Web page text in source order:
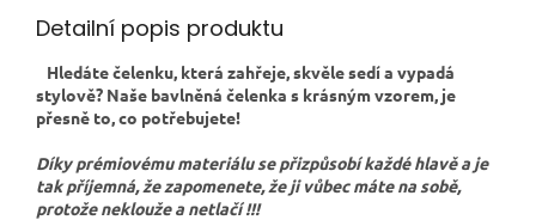
Detailní popis produktu
Hledáte čelenku, která zahřeje, skvěle sedí a vypadá
stylově? Naše bavlněná čelenka s krásným vzorem, je
přesně to, co potřebujete!
​Díky prémiovému materiálu se přizpůsobí každé hlavě a je
tak příjemná, že zapomenete, že ji vůbec máte na sobě,
protože neklouže a netlačí !!!